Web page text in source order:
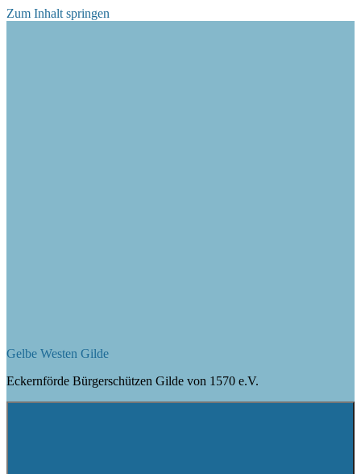
Zum Inhalt springen
Gelbe Westen Gilde
Eckernförde Bürgerschützen Gilde von 1570 e.V.